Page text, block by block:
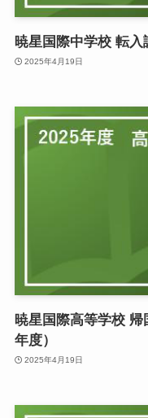
暁星国際中学校 転入
2025年4月19日
暁星国際高等学校
年度）
2025年4月19日